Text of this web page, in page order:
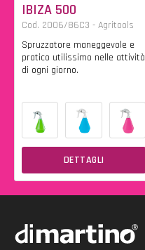
IBIZA 500
Cod. 2006/86C3 - Agritools
Spruzzatore maneggevole e
pratico utilissimo nelle attività
di ogni giorno.
DETTAGLI